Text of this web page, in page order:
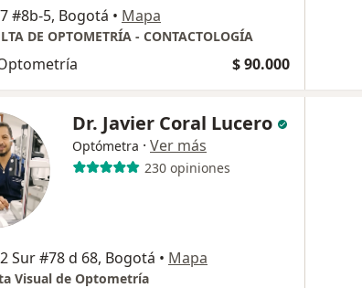
#8b-5, Bogotá • Mapa
DE OPTOMETRÍA - CONTACTOLOGÍA
$ 90.000
Dr. Javier Coral Lucero
Optómetra · Ver más
230 opiniones
Sur #78 d 68, Bogotá • Mapa
Visual de Optometría